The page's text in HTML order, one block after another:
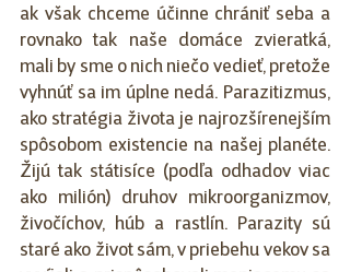
ak však chceme účinne chrániť seba a
rovnako tak naše domáce zvieratká,
mali by sme o nich niečo vedieť, pretože
vyhnúť sa im úplne nedá. Parazitizmus,
ako stratégia života je najrozšírenejším
spôsobom existencie na našej planéte.
Žijú tak státisíce (podľa odhadov viac
ako milión) druhov mikroorganizmov,
živočíchov, húb a rastlín. Parazity sú
staré ako život sám, v priebehu vekov sa